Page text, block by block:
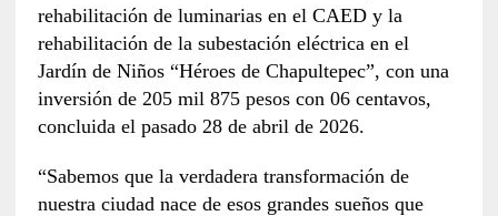
rehabilitación de luminarias en el CAED y la
rehabilitación de la subestación eléctrica en el
Jardín de Niños “Héroes de Chapultepec”, con una
inversión de 205 mil 875 pesos con 06 centavos,
concluida el pasado 28 de abril de 2026.
“Sabemos que la verdadera transformación de
nuestra ciudad nace de esos grandes sueños que